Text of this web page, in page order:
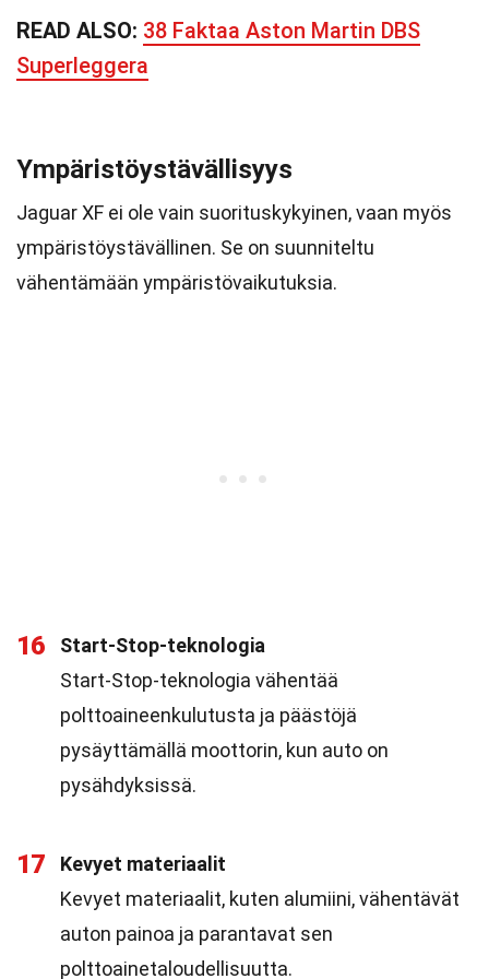
READ ALSO: 38 Faktaa Aston Martin DBS
Superleggera
Ympäristöystävällisyys
Jaguar XF ei ole vain suorituskykyinen, vaan myös
ympäristöystävällinen. Se on suunniteltu
vähentämään ympäristövaikutuksia.
16
Start-Stop-teknologia
Start-Stop-teknologia vähentää
polttoaineenkulutusta ja päästöjä
pysäyttämällä moottorin, kun auto on
pysähdyksissä.
17
Kevyet materiaalit
Kevyet materiaalit, kuten alumiini, vähentävät
auton painoa ja parantavat sen
polttoainetaloudellisuutta.